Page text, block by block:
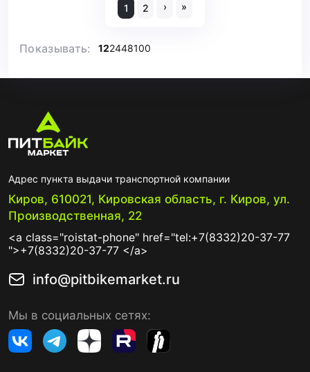
1 2 › »
Показывать: 122448100
Адрес пункта выдачи транспортной компании
Киров, 610021, Кировская область, г. Киров, ул.
Производственная, 22
<a class="roistat-phone" href="tel:+7(8332)20-37-77
">+7(8332)20-37-77 </a>
info@pitbikemarket.ru
Мы в социальных сетях: